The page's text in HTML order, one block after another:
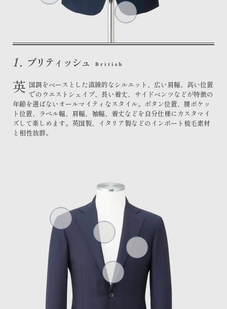
ブリティッシュ British
1.
英 国調をベースとした直線的なシルエット、広い肩幅、高い位置
でのウエストシェイプ、長い着丈、サイドベンツなどが特徴の
年齢を選ばないオールマイティなスタイル。ボタン位置、腰ポケッ
ト位置、ラペル幅、肩幅、袖幅、着丈などを自分仕様にカスタマイ
ズして楽しめます。英国製、イタリア製などのインポート梳毛素材
と相性抜群。